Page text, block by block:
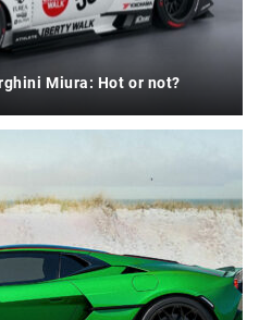
Miura: Hot or not?